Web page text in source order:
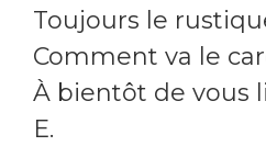
Toujours le
Comment va le
À bientôt de vous
E.